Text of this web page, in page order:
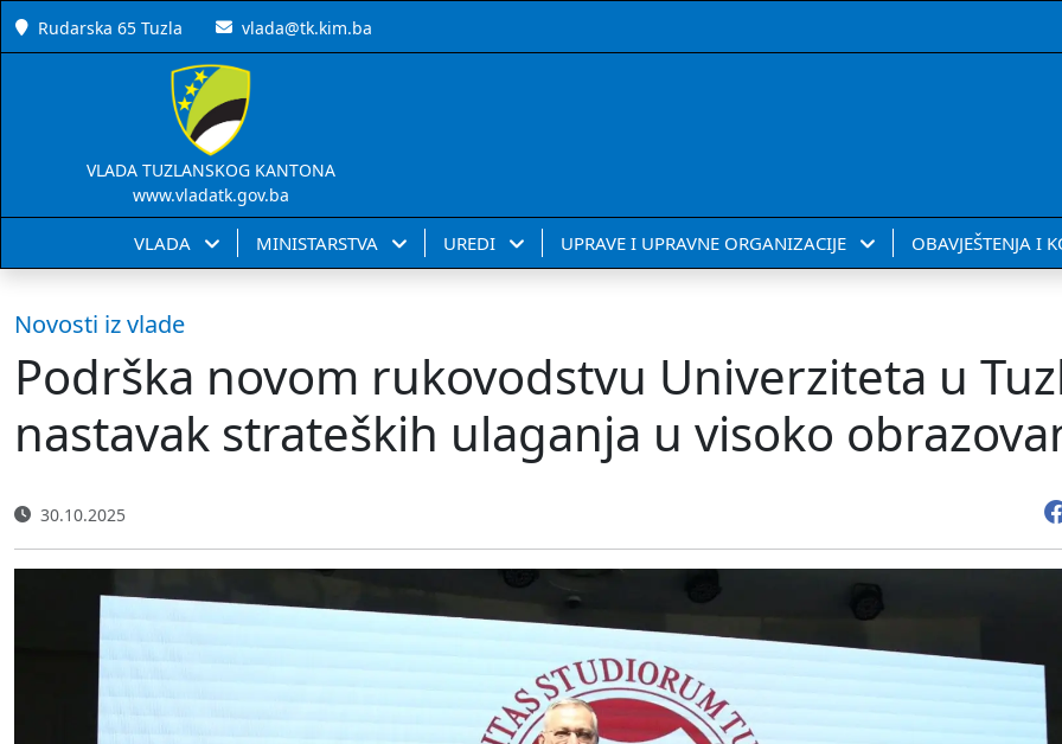
Rudarska 65 Tuzla vlada@tk.kim.ba
VLADA TUZLANSKOG KANTONA
www.vladatk.gov.ba
VLADA MINISTARSTVA UREDI UPRAVE I UPRAVNE ORGANIZACIJE OBAVJEŠTENJA I
Novosti iz vlade
Podrška novom rukovodstvu Univerziteta u
nastavak strateških ulaganja u visoko
30.10.2025